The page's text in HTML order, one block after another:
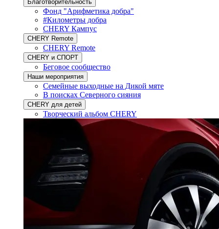
Благотворительность
Фонд "Арифметика добра"
#Километры добра
CHERY Кампус
CHERY Remote
CHERY Remote
CHERY и СПОРТ
Беговое сообщество
Наши мероприятия
Семейные выходные на Дикой мяте
В поисках Северного сияния
CHERY для детей
Творческий альбом CHERY